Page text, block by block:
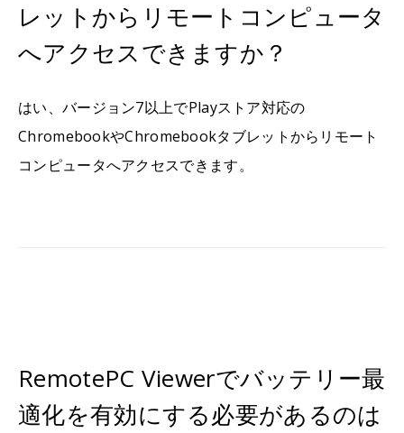
レットからリモートコンピュータ
へアクセスできますか？
はい、バージョン7以上でPlayストア対応の
ChromebookやChromebookタブレットからリモート
コンピュータへアクセスできます。
RemotePC Viewerでバッテリー最
適化を有効にする必要があるのは